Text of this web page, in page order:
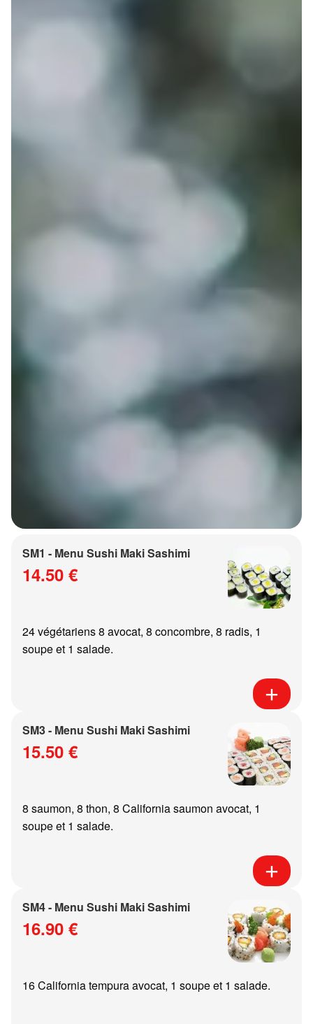
SM1 - Menu Sushi Maki Sashimi
14.50 €
24 végétariens 8 avocat, 8 concombre, 8 radis, 1
soupe et 1 salade.
SM3 - Menu Sushi Maki Sashimi
15.50 €
8 saumon, 8 thon, 8 California saumon avocat, 1
soupe et 1 salade.
SM4 - Menu Sushi Maki Sashimi
16.90 €
16 California tempura avocat, 1 soupe et 1 salade.